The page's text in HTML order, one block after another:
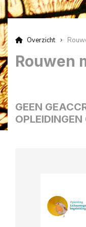
Overzicht
Rouwen
GEEN